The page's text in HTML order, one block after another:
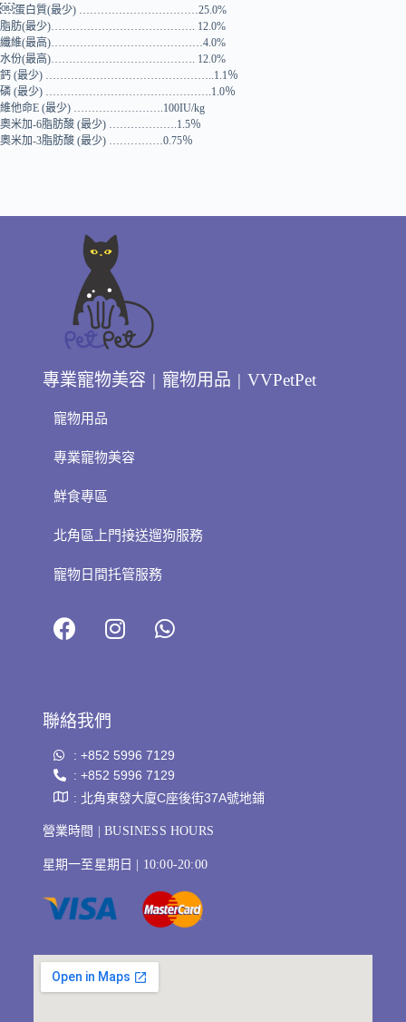
￼蛋白質(最少) ……………………………25.0%
脂肪(最少)…………………………………. 12.0%
纖維(最高)……………………………………4.0%
水份(最高)…………………………………. 12.0%
鈣 (最少) ………………………………………..1.1％
磷 (最少) ……………………………………….1.0％
維他命E (最少) …………………….100IU/kg
奧米加-6脂肪酸 (最少) ……………….1.5％
奧米加-3脂肪酸 (最少) ……………0.75％
專業寵物美容 | 寵物用品 | VVPetPet
寵物用品
專業寵物美容
鮮食專區
北角區上門接送遛狗服務
寵物日間托管服務
聯絡我們
: +852 5996 7129
: +852 5996 7129
: 北角東發大廈C座後街37A號地鋪
營業時間 | BUSINESS HOURS
星期一至星期日 | 10:00-20:00